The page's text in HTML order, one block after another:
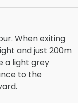
When exiting
and just 200m
a light grey
to the